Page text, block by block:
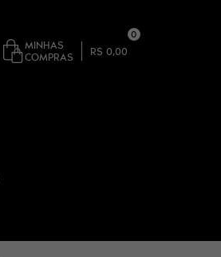
MINHAS
COMPRAS
0
R$ 0,00